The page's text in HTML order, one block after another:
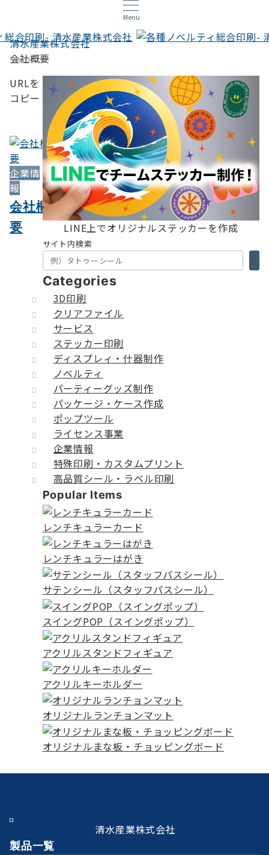
Menu
Search
清水産業株式会社
会社概要
URLを
コピー
企業情
報
会社概
要
LINE上でオリジナルステッカーを作成
サイト内検索
Categories
3D印刷
クリアファイル
サービス
ステッカー印刷
ディスプレィ・什器制作
ノベルティ
パーティーグッズ制作
パッケージ・ケース作成
ポップツール
ライセンス事業
企業情報
特殊印刷・カスタムプリント
高品質シール・ラベル印刷
Popular Items
レンチキュラーカード
レンチキュラーはがき
サテンシール（スタッフパスシール）
スイングPOP（スイングポップ）
アクリルスタンドフィギュア
アクリルキーホルダー
オリジナルランチョンマット
オリジナルまな板・チョッピングボード
清水産業株式会社
製品一覧